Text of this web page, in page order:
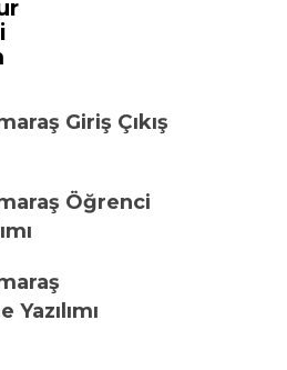
Giriş Çıkış
Öğrenci